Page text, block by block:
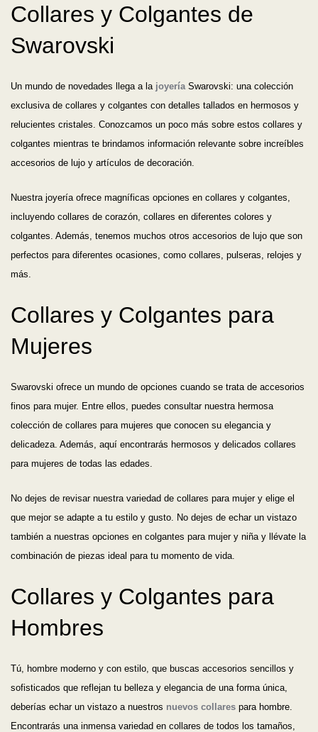
Collares y Colgantes de
Swarovski
Un mundo de novedades llega a la joyería Swarovski: una colección
exclusiva de collares y colgantes con detalles tallados en hermosos y
relucientes cristales. Conozcamos un poco más sobre estos collares y
colgantes mientras te brindamos información relevante sobre increíbles
accesorios de lujo y artículos de decoración.
Nuestra joyería ofrece magníficas opciones en collares y colgantes,
incluyendo collares de corazón, collares en diferentes colores y
colgantes. Además, tenemos muchos otros accesorios de lujo que son
perfectos para diferentes ocasiones, como collares, pulseras, relojes y
más.
Collares y Colgantes para
Mujeres
Swarovski ofrece un mundo de opciones cuando se trata de accesorios
finos para mujer. Entre ellos, puedes consultar nuestra hermosa
colección de collares para mujeres que conocen su elegancia y
delicadeza. Además, aquí encontrarás hermosos y delicados collares
para mujeres de todas las edades.
No dejes de revisar nuestra variedad de collares para mujer y elige el
que mejor se adapte a tu estilo y gusto. No dejes de echar un vistazo
también a nuestras opciones en colgantes para mujer y niña y llévate la
combinación de piezas ideal para tu momento de vida.
Collares y Colgantes para
Hombres
Tú, hombre moderno y con estilo, que buscas accesorios sencillos y
sofisticados que reflejan tu belleza y elegancia de una forma única,
deberías echar un vistazo a nuestros nuevos collares para hombre.
Encontrarás una inmensa variedad en collares de todos los tamaños,